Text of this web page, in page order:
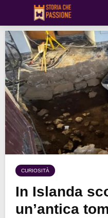
CURIOSITÀ
In Islanda
un’antica